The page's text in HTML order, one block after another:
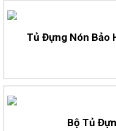
Tủ Đựng Nón Bảo
Bộ Tủ